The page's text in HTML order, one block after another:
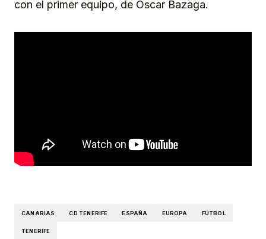
con el primer equipo, de Óscar Bazaga.
CANARIAS CD TENERIFE ESPAÑA EUROPA FÚTBOL
TENERIFE